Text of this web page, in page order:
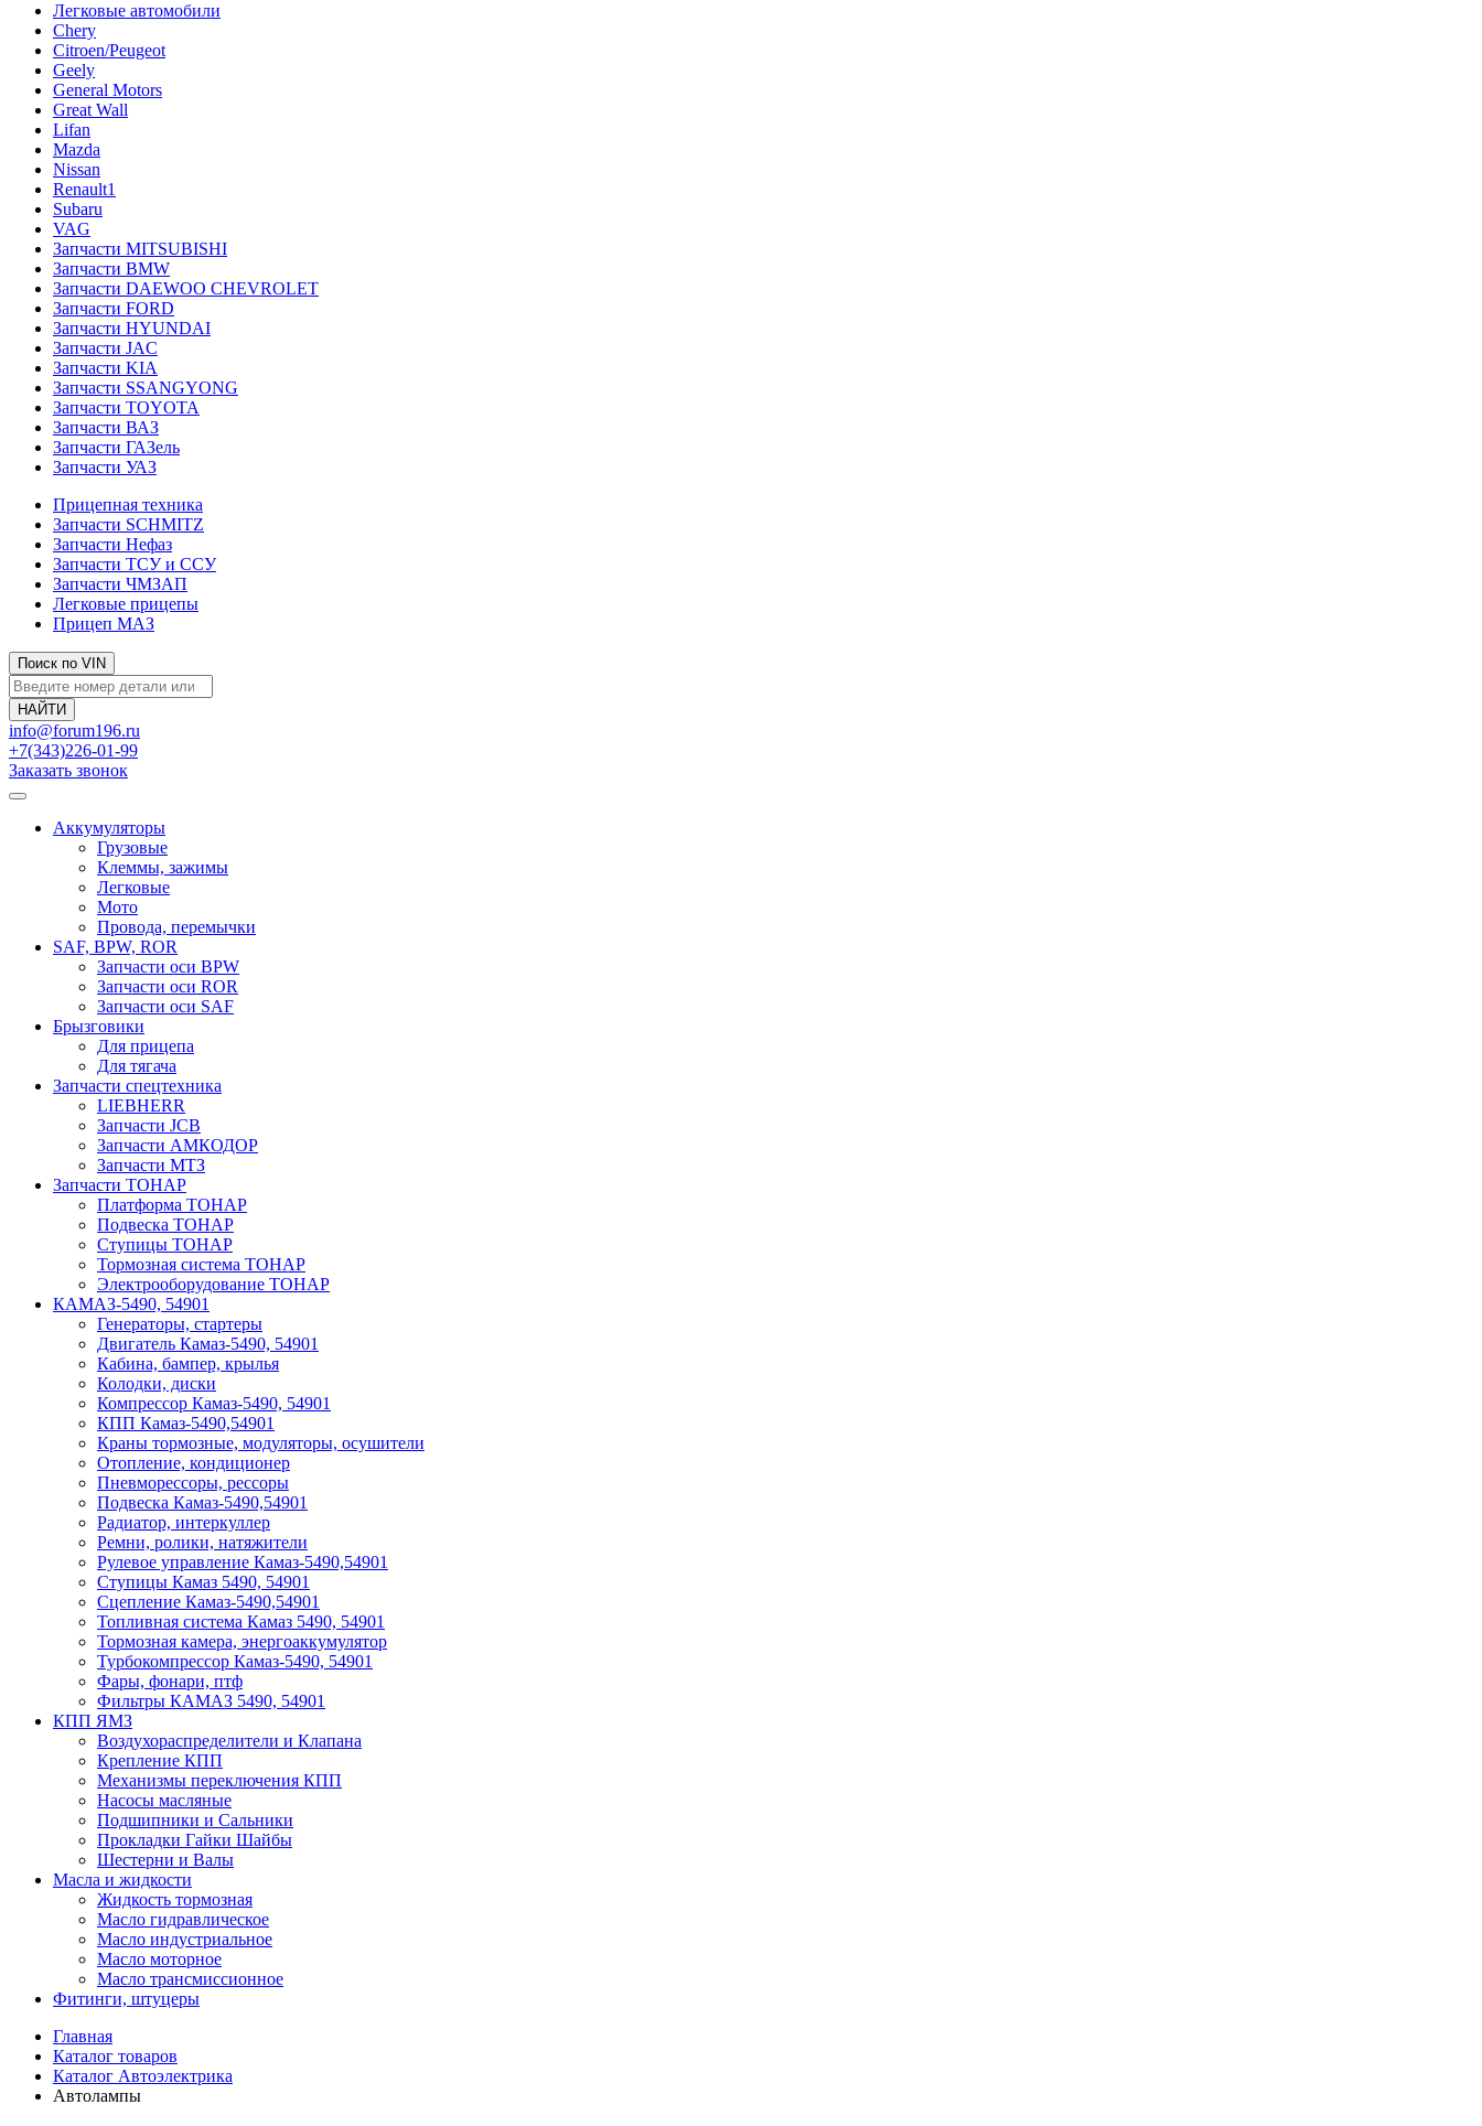
Легковые автомобили
Chery
Citroen/Peugeot
Geely
General Motors
Great Wall
Lifan
Mazda
Nissan
Renault1
Subaru
VAG
Запчасти MITSUBISHI
Запчасти BMW
Запчасти DAEWOO CHEVROLET
Запчасти FORD
Запчасти HYUNDAI
Запчасти JAC
Запчасти KIA
Запчасти SSANGYONG
Запчасти TOYOTA
Запчасти ВАЗ
Запчасти ГАЗель
Запчасти УАЗ
Прицепная техника
Запчасти SCHMITZ
Запчасти Нефаз
Запчасти ТСУ и ССУ
Запчасти ЧМЗАП
Легковые прицепы
Прицеп МАЗ
Поиск по VIN
info@forum196.ru
+7(343)226-01-99
Заказать звонок
Аккумуляторы
Грузовые
Клеммы, зажимы
Легковые
Мото
Провода, перемычки
SAF, BPW, ROR
Запчасти оси BPW
Запчасти оси ROR
Запчасти оси SAF
Брызговики
Для прицепа
Для тягача
Запчасти спецтехника
LIEBHERR
Запчасти JCB
Запчасти АМКОДОР
Запчасти МТЗ
Запчасти ТОНАР
Платформа ТОНАР
Подвеска ТОНАР
Ступицы ТОНАР
Тормозная система ТОНАР
Электрооборудование ТОНАР
КАМАЗ-5490, 54901
Генераторы, стартеры
Двигатель Камаз-5490, 54901
Кабина, бампер, крылья
Колодки, диски
Компрессор Камаз-5490, 54901
КПП Камаз-5490,54901
Краны тормозные, модуляторы, осушители
Отопление, кондиционер
Пневморессоры, рессоры
Подвеска Камаз-5490,54901
Радиатор, интеркуллер
Ремни, ролики, натяжители
Рулевое управление Камаз-5490,54901
Ступицы Камаз 5490, 54901
Сцепление Камаз-5490,54901
Топливная система Камаз 5490, 54901
Тормозная камера, энергоаккумулятор
Турбокомпрессор Камаз-5490, 54901
Фары, фонари, птф
Фильтры КАМАЗ 5490, 54901
КПП ЯМЗ
Воздухораспределители и Клапана
Крепление КПП
Механизмы переключения КПП
Насосы масляные
Подшипники и Сальники
Прокладки Гайки Шайбы
Шестерни и Валы
Масла и жидкости
Жидкость тормозная
Масло гидравлическое
Масло индустриальное
Масло моторное
Масло трансмиссионное
Фитинги, штуцеры
Главная
Каталог товаров
Каталог Автоэлектрика
Автолампы